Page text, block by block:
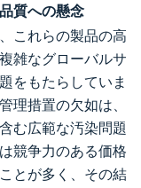
質への懸念
これらの製品の高
雑なグローバルサ
をもたらしていま
理措置の欠如は、
む広範な汚染問題
競争力のある価格
とが多く、その結